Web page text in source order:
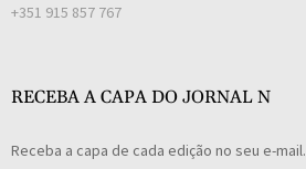
+351 915 857 767
RECEBA A CAPA DO JORNAL N
Receba a capa de cada edição no seu e-mail.